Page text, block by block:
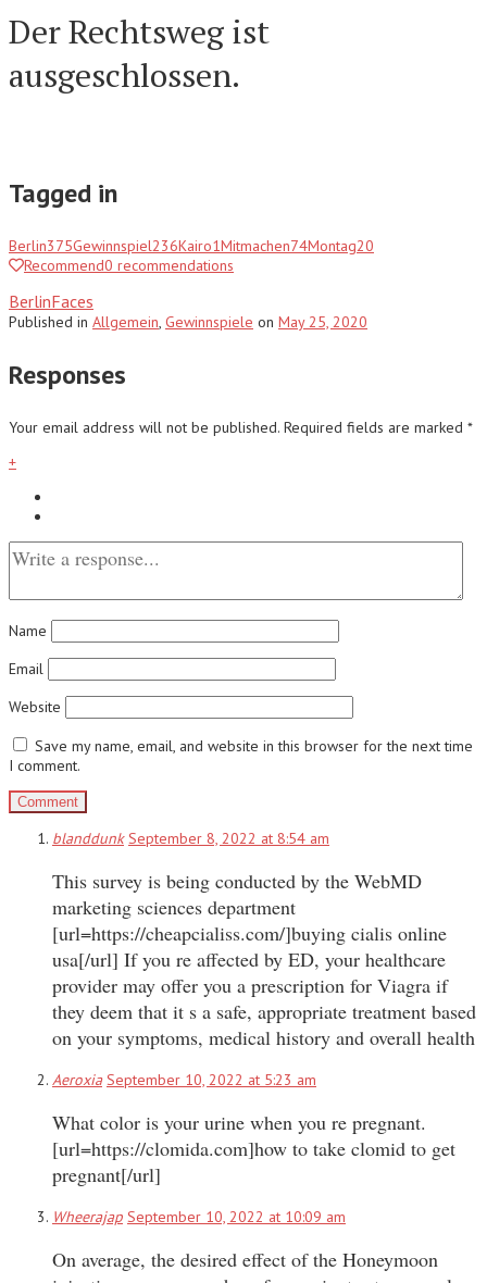
Der Rechtsweg ist
ausgeschlossen.
Tagged in
Berlin375Gewinnspiel236Kairo1Mitmachen74Montag20
Recommend0 recommendations
BerlinFaces
Published in Allgemein, Gewinnspiele on May 25, 2020
Responses
Your email address will not be published. Required fields are marked *
+
Name
Email
Website
Save my name, email, and website in this browser for the next time
I comment.
blanddunk September 8, 2022 at 8:54 am
This survey is being conducted by the WebMD
marketing sciences department
[url=https://cheapcialiss.com/]buying cialis online
usa[/url] If you re affected by ED, your healthcare
provider may offer you a prescription for Viagra if
they deem that it s a safe, appropriate treatment based
on your symptoms, medical history and overall health
Aeroxia September 10, 2022 at 5:23 am
What color is your urine when you re pregnant.
[url=https://clomida.com]how to take clomid to get
pregnant[/url]
Wheerajap September 10, 2022 at 10:09 am
On average, the desired effect of the Honeymoon